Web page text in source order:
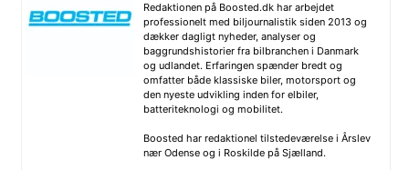
Redaktionen på Boosted.dk har arbejdet
professionelt med biljournalistik siden 2013 og
dækker dagligt nyheder, analyser og
baggrundshistorier fra bilbranchen i Danmark
og udlandet. Erfaringen spænder bredt og
omfatter både klassiske biler, motorsport og
den nyeste udvikling inden for elbiler,
batteriteknologi og mobilitet.
Boosted har redaktionel tilstedeværelse i Årslev
nær Odense og i Roskilde på Sjælland.